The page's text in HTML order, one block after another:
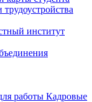
институт
работы Кадровые